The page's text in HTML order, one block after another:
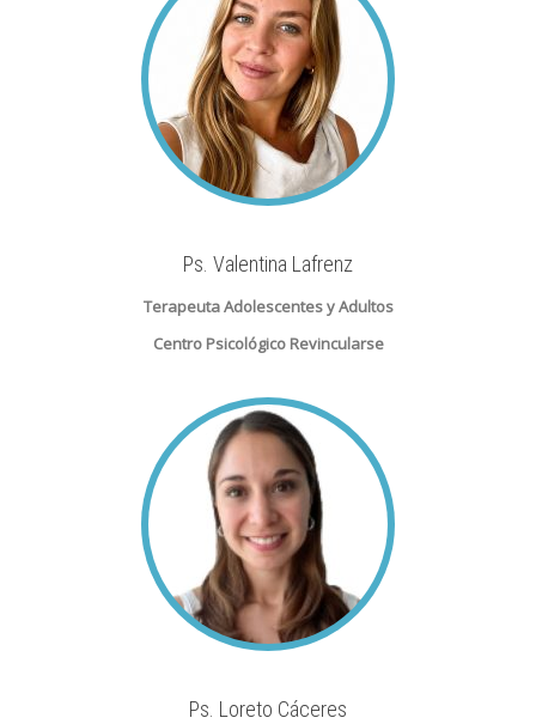
Ps. Valentina Lafrenz
Terapeuta Adolescentes y Adultos
Centro Psicológico Revincularse
Ps. Loreto Cáceres